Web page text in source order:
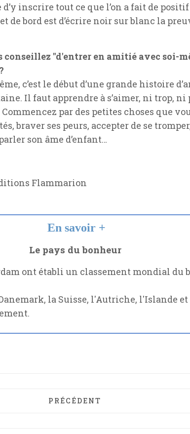
inscrire tout ce que l’on a fait de
de bord est d’écrire noir sur blanc la
conseillez "d'entrer en amitié avec soi-
c’est le début d’une grande histoire
Il faut apprendre à s’aimer, ni trop, ni
par des petites choses que
braver ses peurs, accepter de se
son âme d’enfant…
Flammarion
En savoir +
Le pays du bonheur
ont établi un classement mondial du
la Suisse, l'Autriche, l'Islande
ARTICLE PRÉCÉDENT : GÉRER
PRÉCÉDENT